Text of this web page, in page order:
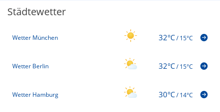
Städtewetter
Wetter München 32°C/15°C
Wetter Berlin 32°C/15°C
Wetter Hamburg 30°C/14°C